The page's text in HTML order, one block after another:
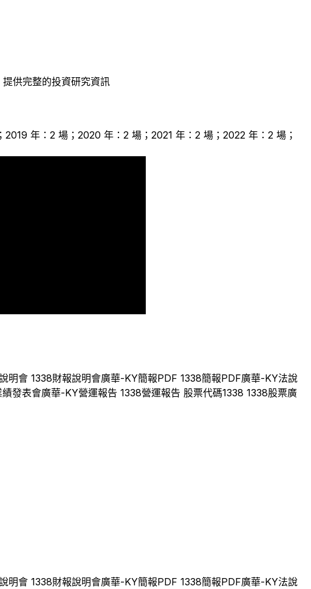
供完整的投資研究資訊
年：2 場；2020 年：2 場；2021 年：2 場；2022 年：2 場；
明會 1338財報說明會廣華-KY簡報PDF 1338簡報PDF廣華-KY法說
績發表會廣華-KY營運報告 1338營運報告 股票代碼1338 1338股票廣
明會 1338財報說明會廣華-KY簡報PDF 1338簡報PDF廣華-KY法說